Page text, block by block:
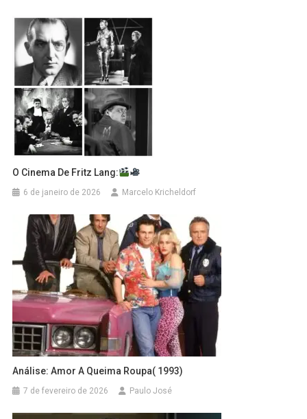
O Cinema De Fritz Lang:
6 de janeiro de 2026 Marcelo Kricheldorf
Análise: Amor A Queima Roupa( 1993)
7 de fevereiro de 2026 Paulo José